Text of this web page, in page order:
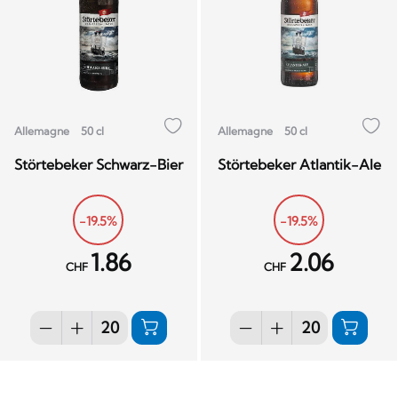
Allemagne 50 cl
Störtebeker Schwarz-Bier
-19.5%
CHF 1.86
Allemagne 50 cl
Störtebeker Atlantik-Ale
-19.5%
CHF 2.06